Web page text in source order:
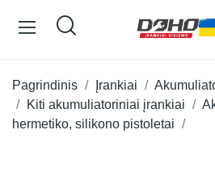
Pagrindinis Įrankiai
Kiti akumuliatoriniai įrankiai
hermetiko, silikono pistoletai